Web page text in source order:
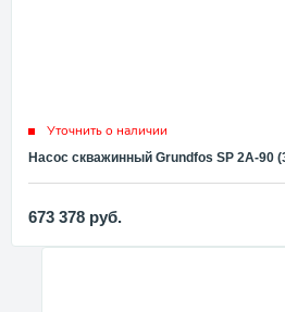
Уточнить о наличии
Насос скважинный Grundfos SP 2A-90
673 378 руб.